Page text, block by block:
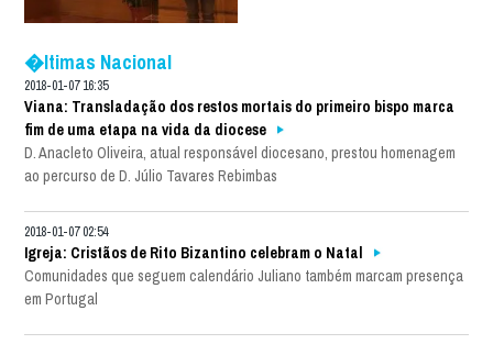
�ltimas Nacional
2018-01-07 16:35
Viana: Transladação dos restos mortais do primeiro bispo marca
fim de uma etapa na vida da diocese
D. Anacleto Oliveira, atual responsável diocesano, prestou homenagem
ao percurso de D. Júlio Tavares Rebimbas
2018-01-07 02:54
Igreja: Cristãos de Rito Bizantino celebram o Natal
Comunidades que seguem calendário Juliano também marcam presença
em Portugal